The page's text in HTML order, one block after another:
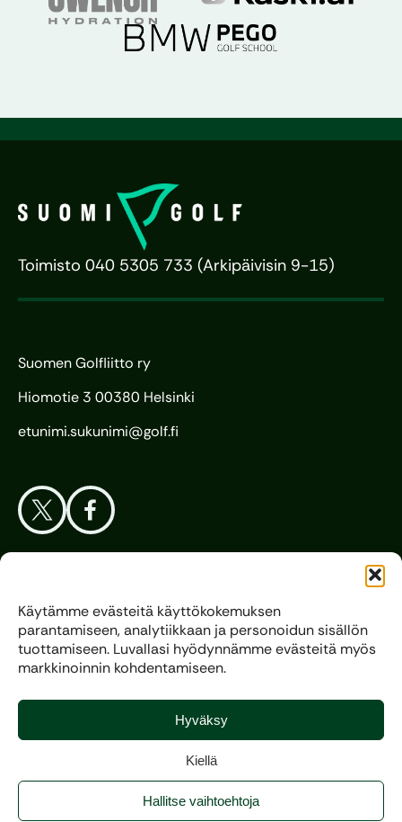
Käytämme evästeitä käyttökokemuksen
parantamiseen, analytiikkaan ja personoidun sisällön
tuottamiseen. Luvallasi hyödynnämme evästeitä myös
markkinoinnin kohdentamiseen.
Hyväksy
Kiellä
Hallitse vaihtoehtoja
Toimisto 040 5305 733 (Arkipäivisin 9-15)
Suomen Golfliitto ry
Hiomotie 3 00380 Helsinki
etunimi.sukunimi@golf.fi
Liitto
Kilpagolf
Copyright 2025, All rights reserved.
Evästeasetukset